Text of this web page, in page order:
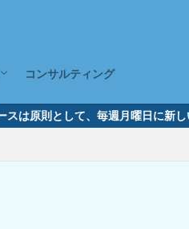
）
コンサルティング
は原則として、毎週月曜日に新し